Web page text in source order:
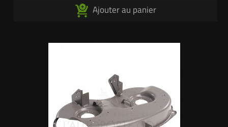
Ajouter au panier